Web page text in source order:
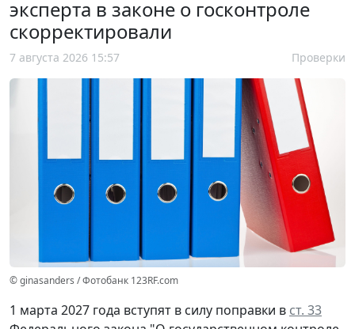
эксперта в законе о госконтроле
скорректировали
7 августа 2026 15:57 Проверки
© ginasanders / Фотобанк 123RF.com
1 марта 2027 года вступят в силу поправки в ст. 33